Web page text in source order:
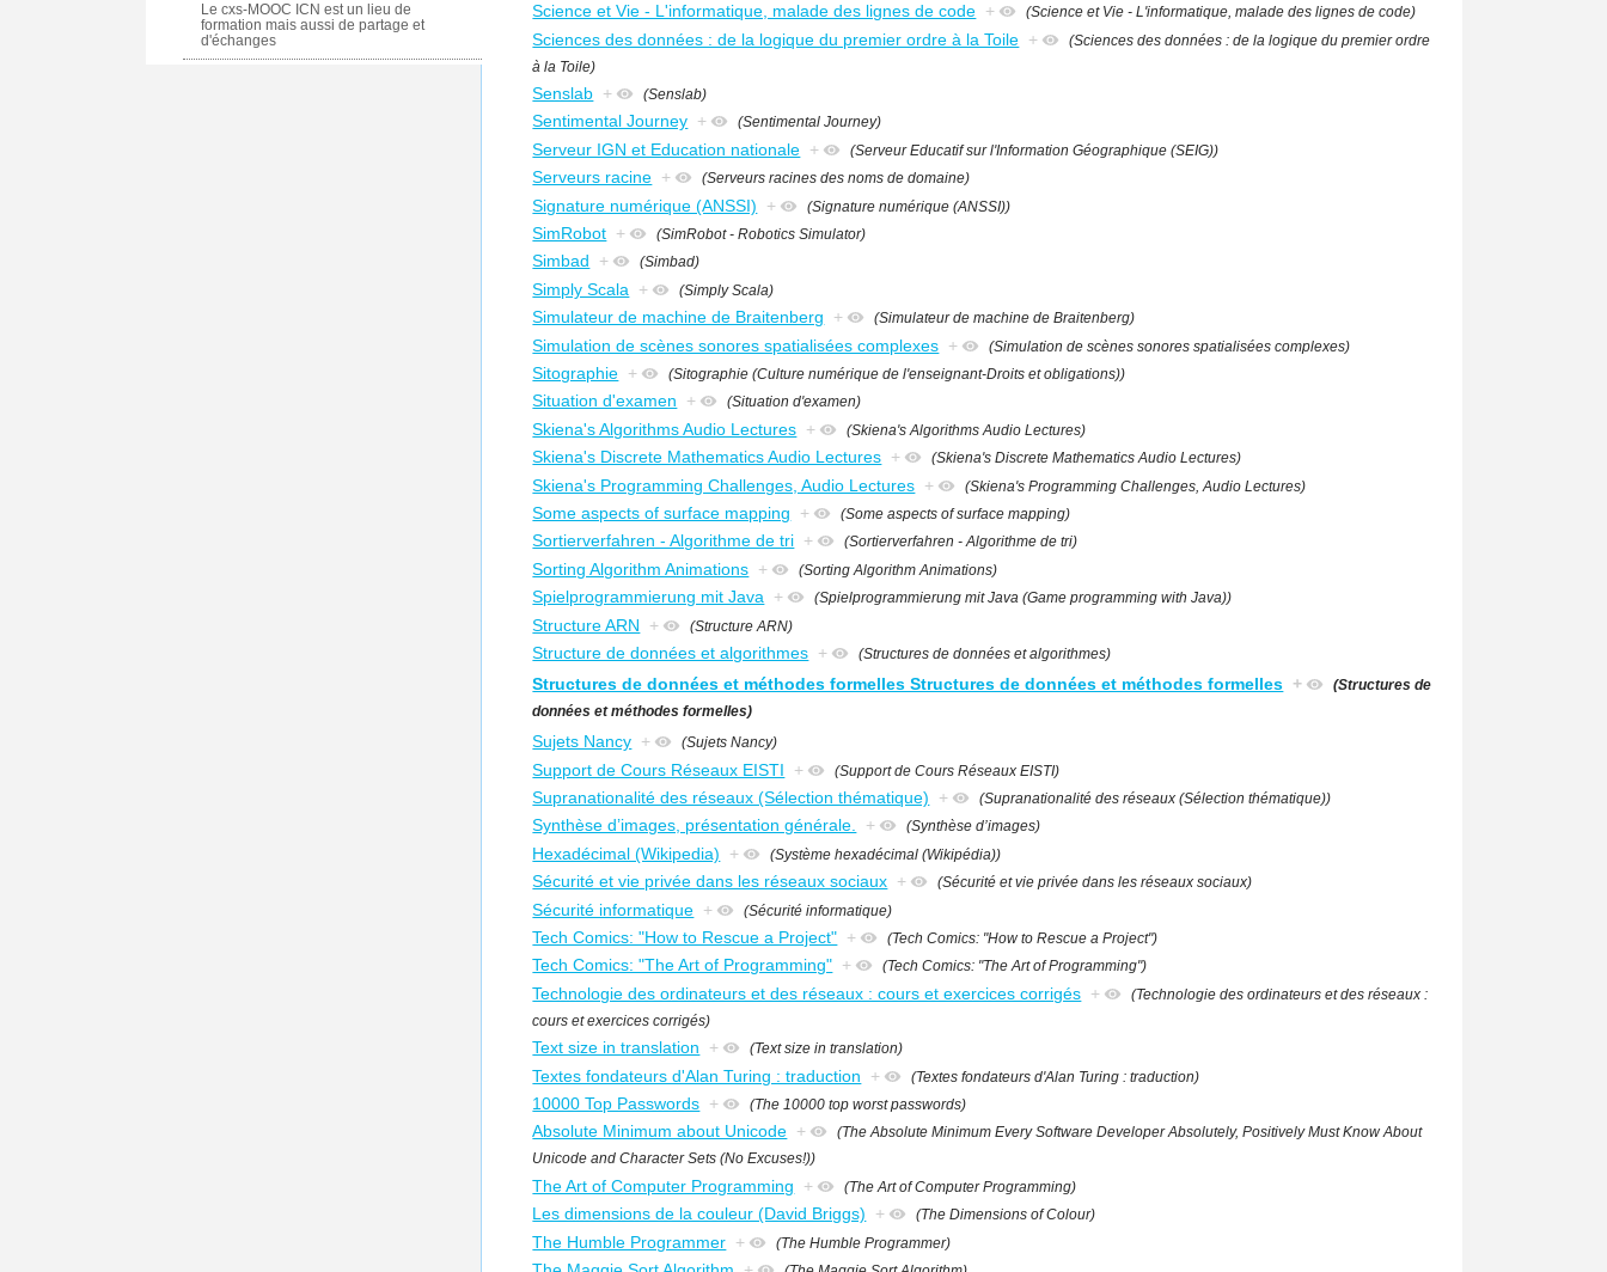
Science et Vie - L'informatique, malade des lignes de code + (Science et Vie - L'informatique, malade des lignes de code)
Sciences des données : de la logique du premier ordre à la Toile +
(Sciences des données : de la logique du premier ordre
à la Toile)
Senslab + (Senslab)
Sentimental Journey + (Sentimental Journey)
Serveur IGN et Education nationale + (Serveur Educatif sur l'Information Géographique (SEIG))
Serveurs racine + (Serveurs racines des noms de domaine)
Signature numérique (ANSSI) + (Signature numérique (ANSSI))
SimRobot + (SimRobot - Robotics Simulator)
Simbad + (Simbad)
Simply Scala + (Simply Scala)
Simulateur de machine de Braitenberg + (Simulateur de machine de Braitenberg)
Simulation de scènes sonores spatialisées complexes + (Simulation de scènes sonores spatialisées complexes)
Sitographie + (Sitographie (Culture numérique de l'enseignant-Droits et obligations))
Situation d'examen + (Situation d'examen)
Skiena's Algorithms Audio Lectures + (Skiena's Algorithms Audio Lectures)
Skiena's Discrete Mathematics Audio Lectures + (Skiena's Discrete Mathematics Audio Lectures)
Skiena's Programming Challenges, Audio Lectures + (Skiena's Programming Challenges, Audio Lectures)
Some aspects of surface mapping + (Some aspects of surface mapping)
Sortierverfahren - Algorithme de tri + (Sortierverfahren - Algorithme de tri)
Sorting Algorithm Animations + (Sorting Algorithm Animations)
Spielprogrammierung mit Java + (Spielprogrammierung mit Java (Game programming with Java))
Structure ARN + (Structure ARN)
Structure de données et algorithmes + (Structures de données et algorithmes)
Structures de données et méthodes formelles Structures de données et méthodes formelles +
(Structures de
données et méthodes formelles)
Sujets Nancy + (Sujets Nancy)
Support de Cours Réseaux EISTI + (Support de Cours Réseaux EISTI)
Supranationalité des réseaux (Sélection thématique) + (Supranationalité des réseaux (Sélection thématique))
Synthèse d’images, présentation générale. + (Synthèse d’images)
Hexadécimal (Wikipedia) + (Système hexadécimal (Wikipédia))
Sécurité et vie privée dans les réseaux sociaux + (Sécurité et vie privée dans les réseaux sociaux)
Sécurité informatique + (Sécurité informatique)
Tech Comics: "How to Rescue a Project" + (Tech Comics: "How to Rescue a Project")
Tech Comics: "The Art of Programming" + (Tech Comics: "The Art of Programming")
Technologie des ordinateurs et des réseaux : cours et exercices corrigés +
(Technologie des ordinateurs et des réseaux :
cours et exercices corrigés)
Text size in translation + (Text size in translation)
Textes fondateurs d'Alan Turing : traduction + (Textes fondateurs d'Alan Turing : traduction)
10000 Top Passwords + (The 10000 top worst passwords)
Absolute Minimum about Unicode +
(The Absolute Minimum Every Software Developer Absolutely, Positively Must Know About
Unicode and Character Sets (No Excuses!))
The Art of Computer Programming + (The Art of Computer Programming)
Les dimensions de la couleur (David Briggs) + (The Dimensions of Colour)
The Humble Programmer + (The Humble Programmer)
Le cxs-MOOC ICN est un lieu de
formation mais aussi de partage et
d'échanges